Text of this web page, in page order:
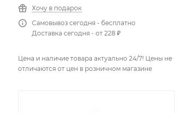
Хочу в подарок
Самовывоз сегодня - бесплатно
Доставка сегодня - от 228 ₽
Цена и наличие товара актуально 24/7! Цены не
отличаются от цен в розничном магазине